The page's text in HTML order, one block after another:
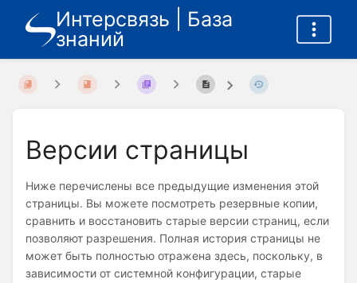
Интерсвязь | База
знаний
Версии страницы
Ниже перечислены все предыдущие изменения этой
страницы. Вы можете посмотреть резервные копии,
сравнить и восстановить старые версии страниц, если
позволяют разрешения. Полная история страницы не
может быть полностью отражена здесь, поскольку, в
зависимости от системной конфигурации, старые